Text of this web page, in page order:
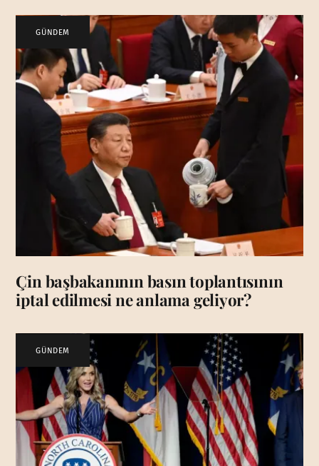
GÜNDEM
Çin başbakanının basın toplantısının
iptal edilmesi ne anlama geliyor?
GÜNDEM